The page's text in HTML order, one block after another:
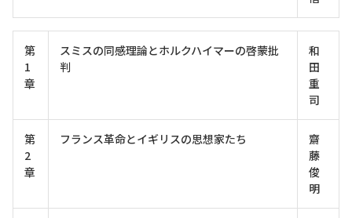
第
1
章
スミスの同感理論とホルクハイマーの啓蒙批
判
和
田
重
司
第
2
章
フランス革命とイギリスの思想家たち
齋
藤
俊
明